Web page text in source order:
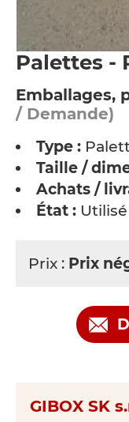
Palettes -
Emballages,
/ Demande)
Type :
Taille /
Achats /
État : Utilisé
Prix : Prix
GIBOX SK